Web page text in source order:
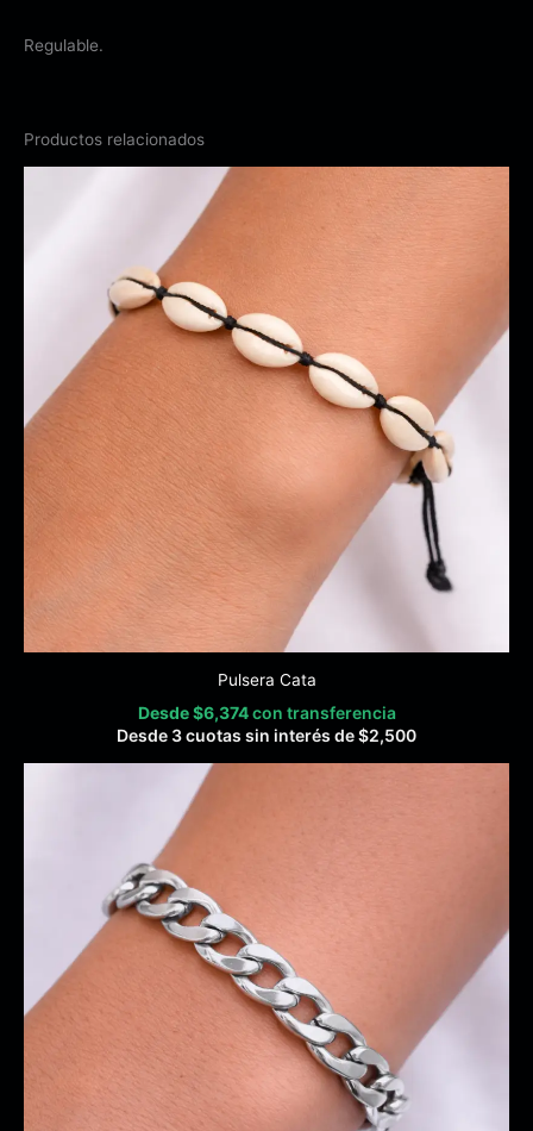
Regulable.
Productos relacionados
Pulsera Cata
Desde$6,374 con transferencia
Desde 3 cuotas sin interés de$2,500